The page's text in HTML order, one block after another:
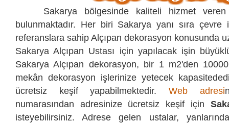
Sakarya bölgesinde kaliteli hizmet veren
bulunmaktadır. Her biri Sakarya yanı sıra
referanslara sahip Alçıpan dekorasyon konusunda
Sakarya Alçıpan Ustası için yapılacak işin
Sakarya Alçıpan dekorasyon, bir 1 m2'den
mekân dekorasyon işlerinize yetecek
ücretsiz keşif yapabilmektedir. Web adresi
numarasından adresinize ücretsiz keşif için
isteyebilirsiniz. Adrese gelen ustalar,